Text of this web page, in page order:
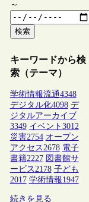
～
検索
キーワードから検
索（テーマ）
学術情報流通4348
デジタル化4098 デ
ジタルアーカイブ
3349 イベント 3012
災害2754 オープン
アクセス2678 電子
書籍2227 図書館サ
ービス2178 子ども
2017 学術情報1947
続きを見る